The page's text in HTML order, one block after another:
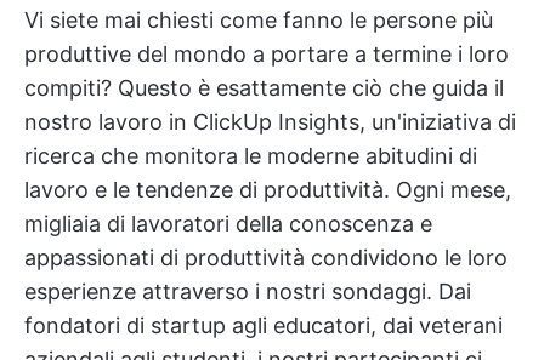
Vi siete mai chiesti come fanno le persone più
produttive del mondo a portare a termine i loro
compiti? Questo è esattamente ciò che guida il
nostro lavoro in ClickUp Insights, un'iniziativa di
ricerca che monitora le moderne abitudini di
lavoro e le tendenze di produttività. Ogni mese,
migliaia di lavoratori della conoscenza e
appassionati di produttività condividono le loro
esperienze attraverso i nostri sondaggi. Dai
fondatori di startup agli educatori, dai veterani